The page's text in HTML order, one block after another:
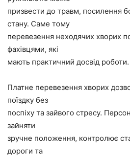
призвести до травм, посилення
стану. Саме тому
перевезення неходячих хворих
фахівцями, які
мають практичний досвід роботи.
Платне перевезення хворих
поїздку без
поспіху та зайвого стресу.
зайняти
зручне положення, контролює
дороги та